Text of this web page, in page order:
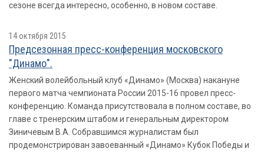
сезоне всегда интересно, особенно, в новом составе.
14 октября 2015
Предсезонная пресс-конференция московского
"Динамо".
Женский волейбольный клуб «Динамо» (Москва) накануне
первого матча чемпионата России 2015-16 провел пресс-
конференцию. Команда присутствовала в полном составе, во
главе с тренерским штабом и генеральным директором
Зиничевым В.А. Собравшимся журналистам был
продемонстрирован завоеванный «Динамо» Кубок Победы и